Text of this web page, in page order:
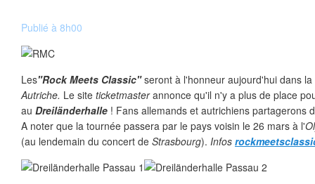
Publié à 8h00
Les"Rock Meets Classic"seront à l'honneur aujourd'hui dans
Autriche. Le site ticketmasterannonce qu'il n'y a plus de place
au Dreiländerhalle ! Fans allemands et autrichiens partagerons
A noter que la tournée passera par le pays voisin le 26 mars à l'
(au lendemain du concert de Strasbourg). Infos